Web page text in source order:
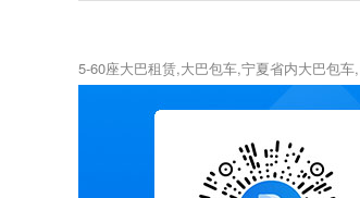
5-60座大巴租赁,大巴包车,宁夏省内大巴包